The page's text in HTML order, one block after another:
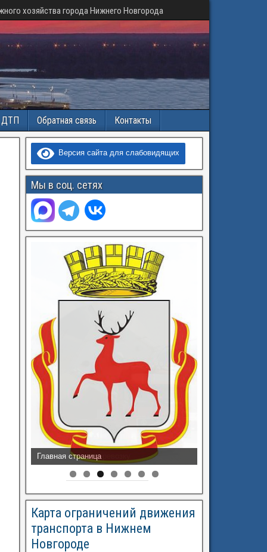
хозяйства города Нижнего Новгорода
ДТП Обратная связь Контакты
Версия сайта для слабовидящих
Мы в соц. сетях
Разрешения на перевозку
Карта ограничений движения
транспорта в Нижнем
Новгороде